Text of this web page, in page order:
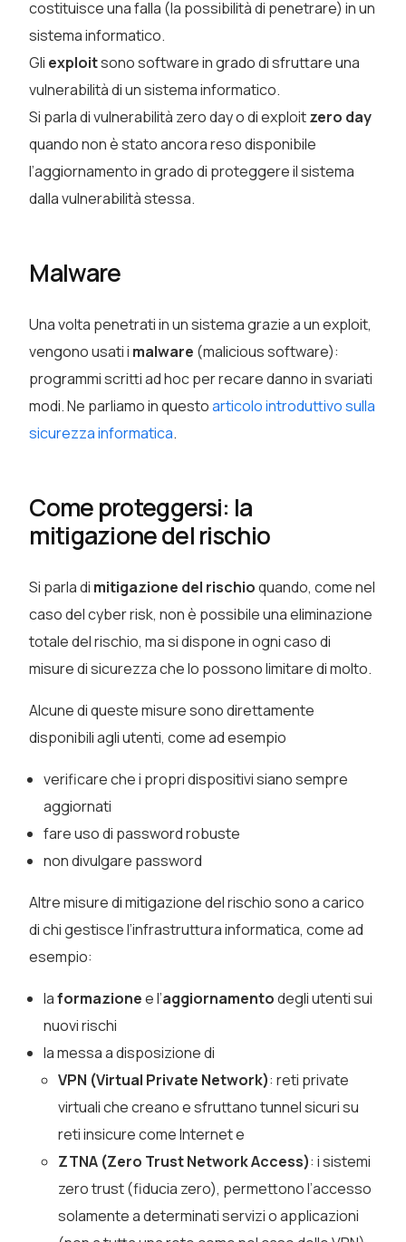
costituisce una falla (la possibilità di penetrare) in un
sistema informatico.
Gli exploitsono software in grado di sfruttare una
vulnerabilità di un sistema informatico.
Si parla di vulnerabilità zero day o di exploitzero day
quando non è stato ancora reso disponibile
l’aggiornamento in grado di proteggere il sistema
dalla vulnerabilità stessa.
Malware
Una volta penetrati in un sistema grazie a un exploit,
vengono usati i malware (malicious software):
programmi scritti ad hoc per recare danno in svariati
modi. Ne parliamo in questoarticolo introduttivo sulla
sicurezza informatica.
Come proteggersi: la
mitigazione del rischio
Si parla di mitigazione del rischioquando, come nel
caso del cyber risk, non è possibile una eliminazione
totale del rischio, ma si dispone in ogni caso di
misure di sicurezza che lo possono limitare di molto.
Alcune di queste misure sono direttamente
disponibili agli utenti, come ad esempio
verificare che i propri dispositivi siano sempre
aggiornati
fare uso di password robuste
non divulgare password
Altre misure di mitigazione del rischio sono a carico
di chi gestisce l’infrastruttura informatica, come ad
esempio:
laformazionee l’aggiornamentodegli utenti sui
nuovi rischi
la messa a disposizione di
VPN (Virtual Private Network): reti private
virtuali che creano e sfruttano tunnel sicuri su
reti insicure come Internet e
ZTNA (Zero Trust Network Access): i sistemi
zero trust (fiducia zero), permettono l’accesso
solamente a determinati servizi o applicazioni